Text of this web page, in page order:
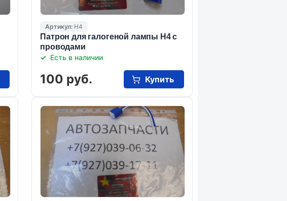
Артикул: Н4
Патрон для галогеной лампы Н4 с
проводами
Есть в наличии
100 руб. Купить